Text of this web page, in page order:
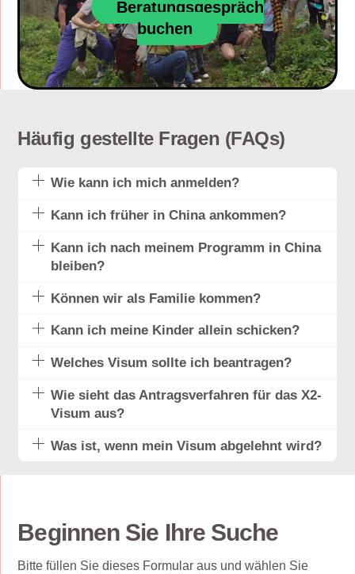
Beratungsgespräch
buchen
Häufig gestellte Fragen (FAQs)
Wie kann ich mich anmelden?
Kann ich früher in China ankommen?
Kann ich nach meinem Programm in China
bleiben?
Können wir als Familie kommen?
Kann ich meine Kinder allein schicken?
Welches Visum sollte ich beantragen?
Wie sieht das Antragsverfahren für das X2-
Visum aus?
Was ist, wenn mein Visum abgelehnt wird?
Beginnen Sie Ihre Suche
Bitte füllen Sie dieses Formular aus und wählen Sie